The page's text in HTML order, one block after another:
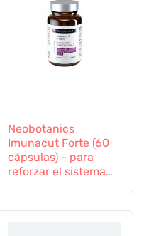
Neobotanics
Imunacut Forte (60
cápsulas) - para
reforzar el sistema